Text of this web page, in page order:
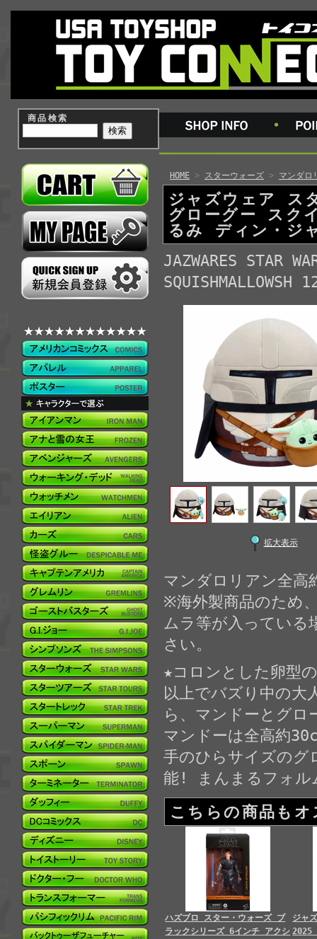
商品検索
HOME > スターウォーズ > マンダロ
ジャズウェア ス
グローグー スク
るみ ディン・ジ
JAZWARES STAR
SQUISHMALLOWSH
拡大表示
マンダロリアン全
※海外製商品のため
ムラ等が入っている
さい。
★コロンとした卵型
以上でバズり中の大
ら、マンドーとグ
マンドーは全高約
手のひらサイズのグ
能! まんまるフォル
こちらの商品も
ハズブロ スター・ウォーズ ブ
ラックシリーズ 6インチ アクシ
ジャ
2025